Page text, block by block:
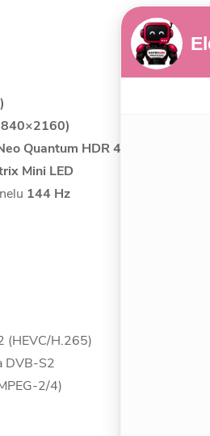
Quantum HDR 4K (HDR10/
Mini LED
144 Hz
(HEVC/H.265)
DVB-S2
2/4)